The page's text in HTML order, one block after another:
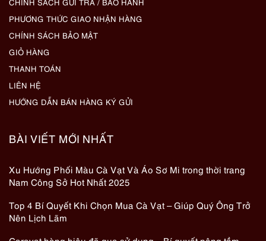
PHƯƠNG THỨC GIAO NHẬN HÀNG
CHÍNH SÁCH BẢO MẬT
GIỎ HÀNG
THANH TOÁN
LIÊN HỆ
HƯỚNG DẪN BÁN HÀNG KÝ GỬI
BÀI VIẾT MỚI NHẤT
Xu Hướng Phối Màu Cà Vạt Và Áo Sơ Mi trong thời trang
Nam Công Sở Hot Nhất 2025
Top 4 Bí Quyết Khi Chọn Mua Cà Vạt – Giúp Quý Ông Trở
Nên Lịch Lãm